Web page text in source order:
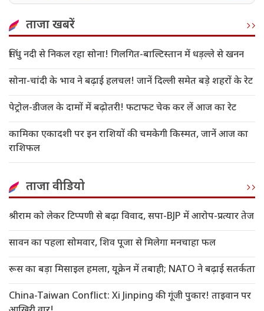
ताजा खबरें
सिंधु नदी से निकल रहा सोना! गिलगित-बाल्टिस्तान में धड़ल्ले से खनन
सोना-चांदी के भाव ने बढ़ाई हलचल! जानें दिल्ली समेत बड़े शहरों के रेट
पेट्रोल-डीजल के दामों में बढ़ोतरी! फटाफट चेक कर लें आज का रेट
कामिका एकादशी पर इन राशियों की चमकेगी किस्मत, जानें आज का
राशिफल
ताजा वीडियो
श्रीराम को लेकर टिप्पणी से बढ़ा विवाद, सपा-BJP में आरोप-प्रत्यार तेज
सावन का पहला सोमवार, शिव पूजा से मिलेगा मनचाहा फल
रूस का बड़ा मिसाइल हमला, यूक्रेन में तबाही; NATO ने बढ़ाई सतर्कता
China-Taiwan Conflict: Xi Jinping की गूंजी पुकार! ताइवान पर